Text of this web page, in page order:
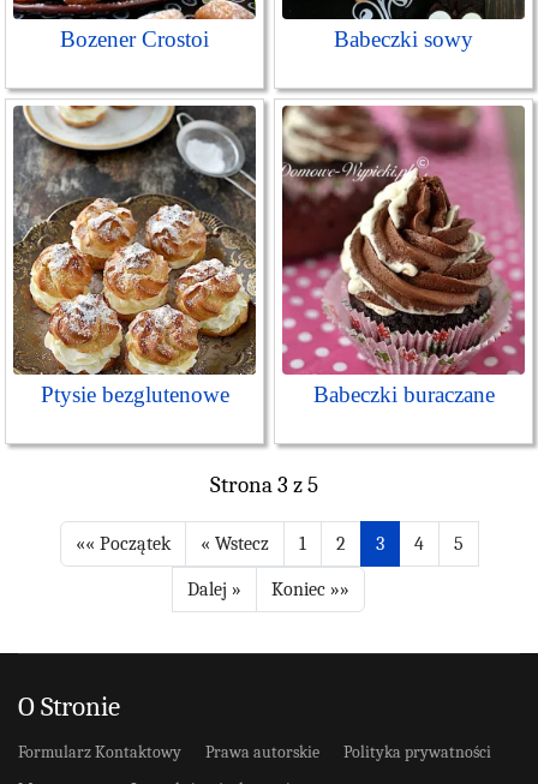
Bozener Crostoi Babeczki sowy
Ptysie bezglutenowe Babeczki buraczane
Strona 3 z 5
1 2 3 4 5
O Stronie
Formularz Kontaktowy Prawa autorskie
Polityka prywatności